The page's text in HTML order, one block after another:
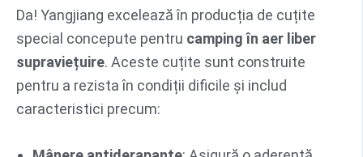
Da! Yangjiang excelează în producția de cuțite
special concepute pentru camping în aer liber
supraviețuire. Aceste cuțite sunt construite
pentru a rezista în condiții dificile și includ
caracteristici precum: